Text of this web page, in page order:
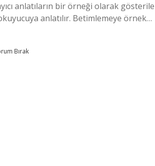
anlatıların bir örneği olarak
anlatılır. Betimlemeye örnek…
Bırak